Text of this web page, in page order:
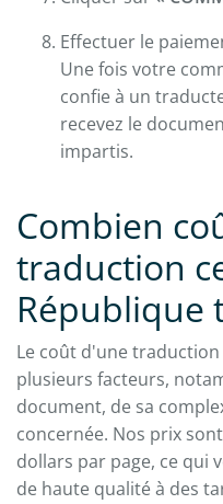
Effectuer le
Une fois votre
confie à un
recevez le
impartis.
Combien
traduction
République
Le coût d'une
plusieurs facteurs,
document, de sa
concernée. Nos prix
dollars par page, ce qui
de haute qualité à des